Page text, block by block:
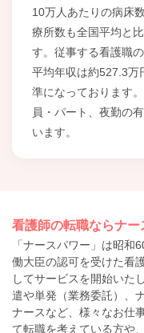
10万人あたりの病床
療所数も全国平均と
す。従事する看護職
平均年収は約527.3万
準になっております
員・パート、夜勤の
います。
看護師の転職ならナー
「ナースパワー」は昭
働大臣の認可を受けた看
してサービスを開始いた
遣や単発（業務委託）、
ナースなど、様々なお仕
て転職を考えている方や